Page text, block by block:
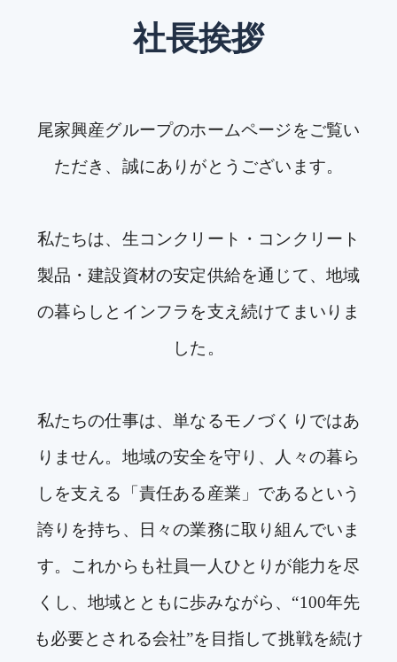
社長挨拶
尾家興産グループのホームページをご覧い
ただき、誠にありがとうございます。
私たちは、生コンクリート・コンクリート
製品・建設資材の安定供給を通じて、地域
の暮らしとインフラを支え続けてまいりま
した。
私たちの仕事は、単なるモノづくりではあ
りません。地域の安全を守り、人々の暮ら
しを支える「責任ある産業」であるという
誇りを持ち、日々の業務に取り組んでいま
す。これからも社員一人ひとりが能力を尽
くし、地域とともに歩みながら、“100年先
も必要とされる会社”を目指して挑戦を続け